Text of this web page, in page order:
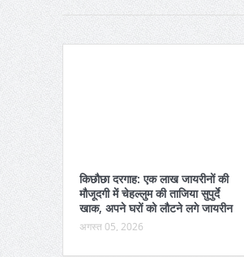
किछौछा दरगाह: एक लाख जायरीनों की
मौजूदगी में चेहल्लुम की ताजिया सुपुर्दे
खाक, अपने घरों को लौटने लगे जायरीन
अगस्त 05, 2026